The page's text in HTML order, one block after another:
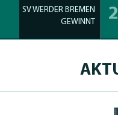
SV WERDER BREMEN
GEWINNT